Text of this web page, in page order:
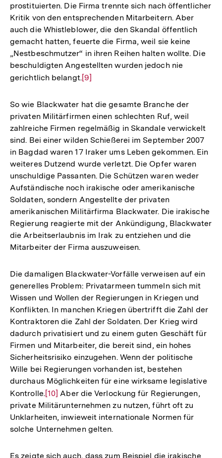
prostituierten. Die Firma trennte sich nach öffentlicher
Kritik von den entsprechenden Mitarbeitern. Aber
auch die Whistleblower, die den Skandal öffentlich
gemacht hatten, feuerte die Firma, weil sie keine
„Nestbeschmutzer“ in ihren Reihen halten wollte. Die
beschuldigten Angestellten wurden jedoch nie
gerichtlich belangt.Zur
der
Fußnote
[9]
So wie Blackwater hat die gesamte Branche der
privaten Militärfirmen einen schlechten Ruf, weil
zahlreiche Firmen regelmäßig in Skandale verwickelt
sind. Bei einer wilden Schießerei im September 2007
in Bagdad waren 17 Iraker ums Leben gekommen. Ein
weiteres Dutzend wurde verletzt. Die Opfer waren
unschuldige Passanten. Die Schützen waren weder
Aufständische noch irakische oder amerikanische
Soldaten, sondern Angestellte der privaten
amerikanischen Militärfirma Blackwater. Die irakische
Regierung reagierte mit der Ankündigung, Blackwater
die Arbeitserlaubnis im Irak zu entziehen und die
Mitarbeiter der Firma auszuweisen.
Die damaligen Blackwater-Vorfälle verweisen auf ein
generelles Problem: Privatarmeen tummeln sich mit
Wissen und Wollen der Regierungen in Kriegen und
Konflikten. In manchen Kriegen übertrifft die Zahl der
Kontraktoren die Zahl der Soldaten. Der Krieg wird
dadurch privatisiert und zu einem guten Geschäft für
Firmen und Mitarbeiter, die bereit sind, ein hohes
Sicherheitsrisiko einzugehen. Wenn der politische
Wille bei Regierungen vorhanden ist, bestehen
durchaus Möglichkeiten für eine wirksame legislative
Kontrolle.Zur
Auflösung
der
Fußnote
[10] Aber die Verlockung für Regierungen,
private Militärunternehmen zu nutzen, führt oft zu
Unklarheiten, inwieweit internationale Normen für
solche Unternehmen gelten.
Es zeigte sich auch, dass zum Beispiel die irakische